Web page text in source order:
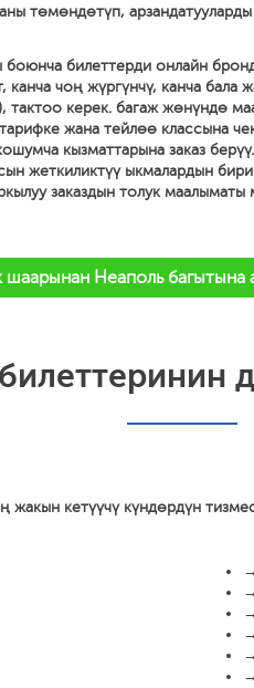
төмөндөтүп,
билеттерди онлайн
канча чоң жүргүнчү, канча
тактоо керек. багаж жөнүндө
жана тейлөө классына
кызматтарына заказ
жеткиликтүү ыкмалардын
заказдын толук маалыматы
шаарынан Неаполь багытына
жакын кетүүчү күндөрдүн
→
→
→
→
→
→